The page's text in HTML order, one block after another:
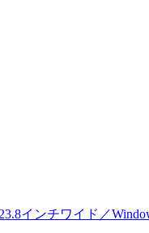
インチワイド／